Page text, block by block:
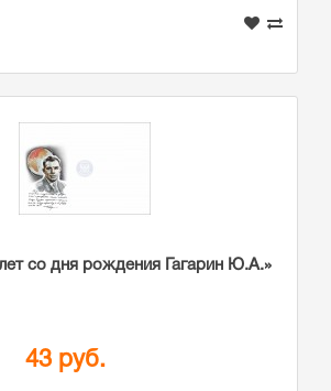
со дня рождения Гагарин Ю.А.»
43 руб.